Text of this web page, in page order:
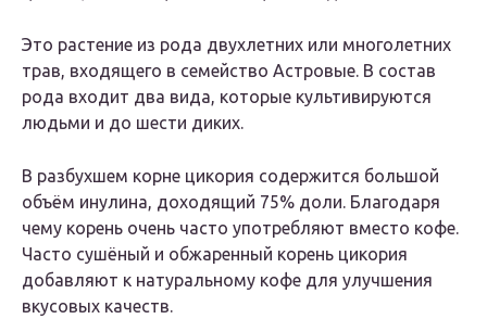
Это растение из рода двухлетних или многолетних
трав, входящего в семейство Астровые. В состав
рода входит два вида, которые культивируются
людьми и до шести диких.
В разбухшем корне цикория содержится большой
объём инулина, доходящий 75% доли. Благодаря
чему корень очень часто употребляют вместо кофе.
Часто сушёный и обжаренный корень цикория
добавляют к натуральному кофе для улучшения
вкусовых качеств.